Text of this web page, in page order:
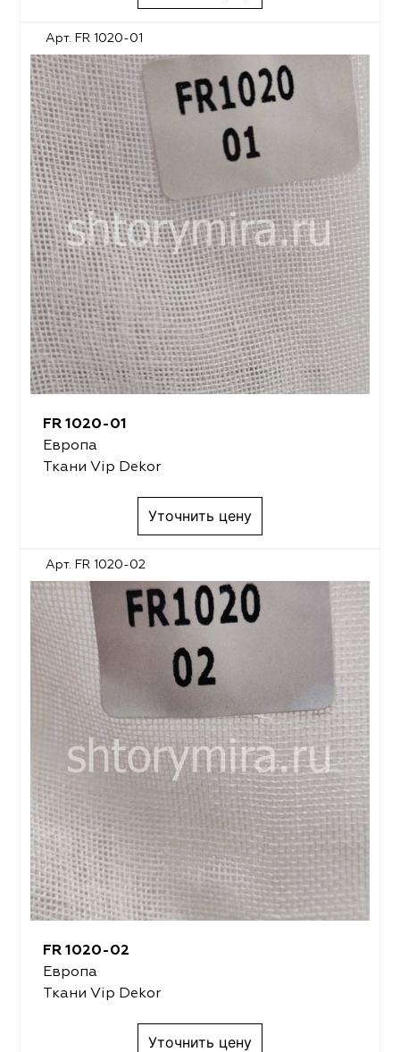
Арт. FR 1020-01
FR 1020-01
Европа
Ткани Vip Dekor
Уточнить цену
Арт. FR 1020-02
FR 1020-02
Европа
Ткани Vip Dekor
Уточнить цену